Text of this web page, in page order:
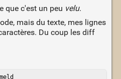
que c'est un peu velu.
mais du texte, mes lignes
Du coup les diff